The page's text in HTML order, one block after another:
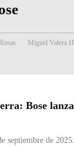
Miguel Valera
Bose
septiembre de